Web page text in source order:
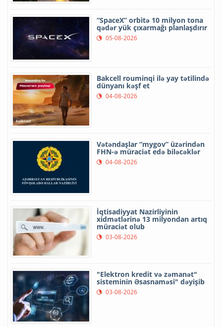
“SpaceX” orbitə 10 milyon tona
qədər yük çıxarmağı planlaşdırır
05-08-2026
Bakcell rouminqi ilə yay tətilində
dünyanı kəşf et
04-08-2026
Vətəndaşlar “mygov” üzərindən
FHN-ə müraciət edə biləcəklər
04-08-2026
İqtisadiyyat Nazirliyinin
xidmətlərinə 13 milyondan artıq
müraciət olub
03-08-2026
"Elektron kredit və zəmanət"
sisteminin Əsasnaməsi" dəyişib
03-08-2026